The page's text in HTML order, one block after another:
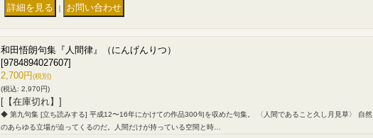
｜
和田悟朗句集『人間律』（にんげんりつ）
[9784894027607]
2,700円(税別)
(税込: 2,970円)
[【在庫切れ】]
◆ 第九句集 [立ち読みする] 平成12〜16年にかけての作品300句を収めた句集。 〈人間であること久し月見草〉 自然
のあらゆる立場が迫ってくるのだ。人間だけが持っている空間と時…